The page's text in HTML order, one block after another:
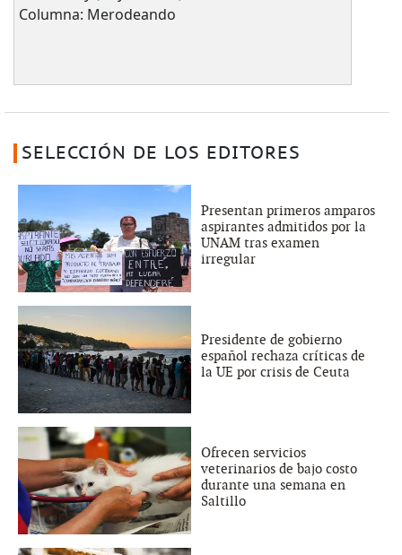
Columna: Merodeando
SELECCIÓN DE LOS EDITORES
Presentan primeros amparos
aspirantes admitidos por la
UNAM tras examen
irregular
Presidente de gobierno
español rechaza críticas de
la UE por crisis de Ceuta
Ofrecen servicios
veterinarios de bajo costo
durante una semana en
Saltillo